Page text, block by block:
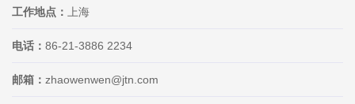
工作地点： 上海
电话： 86-21-3886 2234
邮箱： zhaowenwen@jtn.com